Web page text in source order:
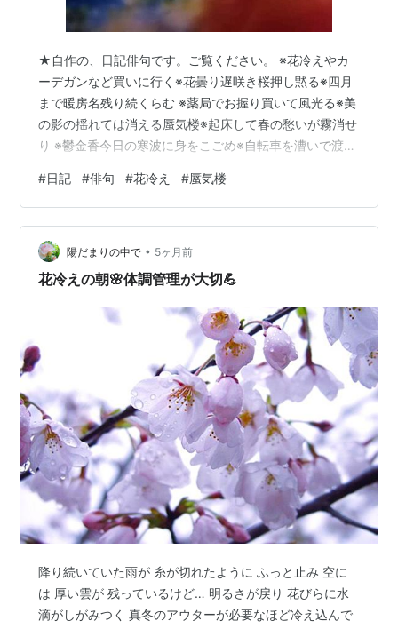
★自作の、日記俳句です。ご覧ください。 ※花冷えやカ
ーデガンなど買いに行く※花曇り遅咲き桜押し黙る※四月
まで暖房名残り続くらむ ※薬局でお握り買いて風光る※美
の影の揺れては消える蜃気楼※起床して春の愁いが霧消せ
り ※鬱金香今日の寒波に身をこごめ※自転車を漕いで渡ら
#日記 #俳句 #花冷え #蜃気楼
陽だまりの中で • 5ヶ月前
花冷えの朝🌸体調管理が大切💪
降り続いていた雨が 糸が切れたように ふっと止み 空に
は 厚い雲が 残っているけど… 明るさが戻り 花びらに水
滴がしがみつく 真冬のアウターが必要なほど冷え込んで